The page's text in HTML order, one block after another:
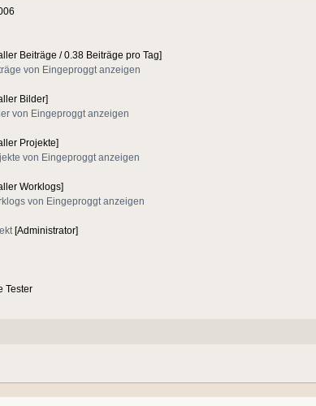
Beiträge / 0.38 Beiträge pro Tag]
von Eingeproggt anzeigen
Bilder]
von Eingeproggt anzeigen
Projekte]
von Eingeproggt anzeigen
Worklogs]
von Eingeproggt anzeigen
[Administrator]
Tester